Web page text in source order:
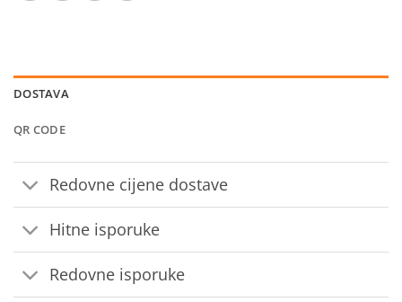
DOSTAVA
QR CODE
Redovne cijene dostave
Hitne isporuke
Redovne isporuke